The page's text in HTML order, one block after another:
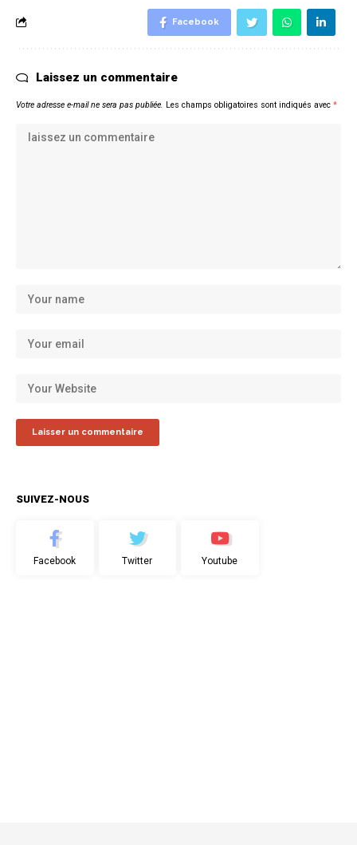
Facebook
Laissez un commentaire
Votre adresse e-mail ne sera pas publiée. Les champs obligatoires sont indiqués avec *
SUIVEZ-NOUS
Facebook Twitter Youtube